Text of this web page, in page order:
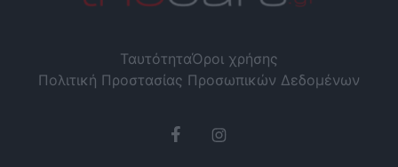
ΤαυτότηταΌροι χρήσης
Πολιτική Προστασίας Προσωπικών Δεδομένων